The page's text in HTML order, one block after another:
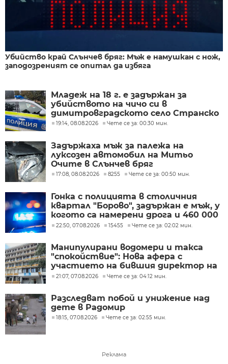
Убийство край Слънчев бряг: Мъж е намушкан с нож,
заподозреният се опитал да избяга
Младеж на 18 г. е задържан за
убийството на чичо си в
димитровградското село Странско
19:14, 08.08.2026 Чете се за: 00:30 мин.
Задържаха мъж за палежа на
луксозен автомобил на Митьо
Очите в Слънчев бряг
17:08, 08.08.2026 8255 Чете се за: 00:50 мин.
Гонка с полицията в столичния
квартал "Борово", задържан е мъж, у
когото са намерени дрога и 460 000
евро
22:50, 07.08.2026 15455 Чете се за: 02:02 мин.
Манипулирани водомери и такса
"спокойствие": Нова афера с
участието на бившия директор на
"ВиК - Бургас"
21:07, 07.08.2026 Чете се за: 04:12 мин.
Разследват побой и унижение над
дете в Радомир
18:15, 07.08.2026 Чете се за: 02:55 мин.
Реклама